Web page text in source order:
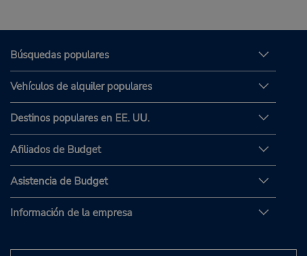
Búsquedas populares
Vehículos de alquiler populares
Destinos populares en EE. UU.
Afiliados de Budget
Asistencia de Budget
Información de la empresa